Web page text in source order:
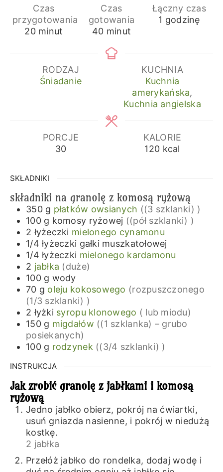
Czas
przygotowania
20minuty
minut
Czas
gotowania
40minuty
minut
Łączny czas
1 godzina
godzinę
RODZAJ
Śniadanie
KUCHNIA
Kuchnia
amerykańska,
Kuchnia angielska
PORCJE
30
KALORIE
120 kcal
SKŁADNIKI
składniki na granolę z komosą ryżową
350 g płatków owsianych ((3 szklanki) )
100 g komosy ryżowej ((pół szklanki) )
2 łyżeczki mielonego cynamonu
1/4 łyżeczki gałki muszkatołowej
1/4 łyżeczki mielonego kardamonu
2 jabłka (duże)
100 g wody
70 g oleju kokosowego (rozpuszczonego
(1/3 szklanki) )
2 łyżki syropu klonowego ( lub miodu)
150 g migdałów ((1 szklanka) – grubo
posiekanych)
100 g rodzynek ((3/4 szklanki) )
INSTRUKCJA
Jak zrobić granolę z jabłkami i komosą
ryżową
Jedno jabłko obierz, pokrój na ćwiartki,
usuń gniazda nasienne, i pokrój w niedużą
kostkę.
2 jabłka
Przełóż jabłko do rondelka, dodaj wodę i